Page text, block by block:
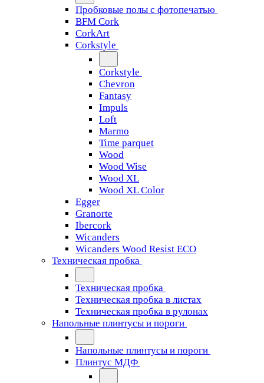
Пробковые полы с фотопечатью
BFM Cork
CorkArt
Corkstyle
Corkstyle
Chevron
Fantasy
Impuls
Loft
Marmo
Time parquet
Wood
Wood Wise
Wood XL
Wood XL Color
Egger
Granorte
Ibercork
Wicanders
Wicanders Wood Resist ECO
Техническая пробка
Техническая пробка
Техническая пробка в листах
Техническая пробка в рулонах
Напольные плинтусы и пороги
Напольные плинтусы и пороги
Плинтус МДФ